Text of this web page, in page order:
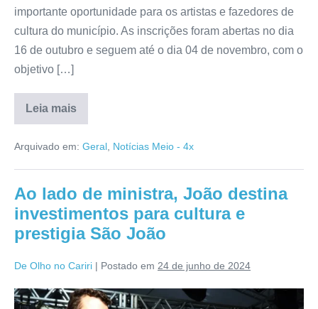
importante oportunidade para os artistas e fazedores de
cultura do município. As inscrições foram abertas no dia
16 de outubro e seguem até o dia 04 de novembro, com o
objetivo […]
Leia mais
Arquivado em: Geral Notícias Meio - 4x
Ao lado de ministra, João destina
investimentos para cultura e
prestigia São João
De Olho no Cariri | Postado em 24 de junho de 2024